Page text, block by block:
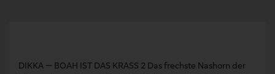
DIKKA — BOAH IST DAS KRASS 2 Das frechste Nashorn der